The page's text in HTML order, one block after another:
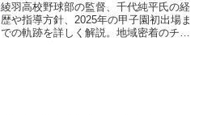
新】
綾羽高校野球部の監督、千代純平氏の経
歴や指導方針、2025年の甲子園初出場ま
での軌跡を詳しく解説。地域密着のチー